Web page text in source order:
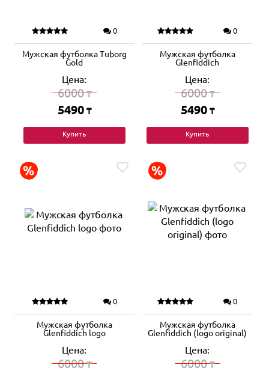
0
Мужская футболка Tuborg
Gold
Цена:
6000₸
5490 ₸
Купить
0
Мужская футболка
Glenfiddich
Цена:
6000₸
5490 ₸
Купить
0
Мужская футболка
Glenfiddich logo
Цена:
6000₸
0
Мужская футболка
Glenfiddich (logo original)
Цена:
6000₸